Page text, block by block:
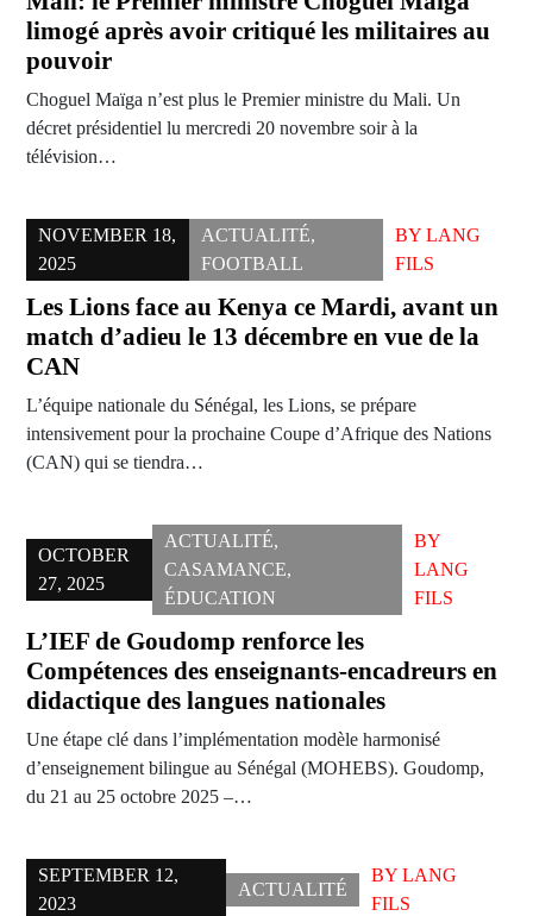
limogé après avoir critiqué les militaires au
pouvoir
Choguel Maïga n’est plus le Premier ministre du Mali. Un
décret présidentiel lu mercredi 20 novembre soir à la
télévision…
NOVEMBER 18,
2025
ACTUALITÉ,
FOOTBALL
BYLANG
FILS
Les Lions face au Kenya ce Mardi, avant un
match d’adieu le 13 décembre en vue de la
CAN
L’équipe nationale du Sénégal, les Lions, se prépare
intensivement pour la prochaine Coupe d’Afrique des Nations
(CAN) qui se tiendra…
OCTOBER
27, 2025
ACTUALITÉ,
CASAMANCE,
ÉDUCATION
BY
LANG
FILS
L’IEF de Goudomp renforce les
Compétences des enseignants-encadreurs en
didactique des langues nationales
Une étape clé dans l’implémentation modèle harmonisé
d’enseignement bilingue au Sénégal (MOHEBS). Goudomp,
du 21 au 25 octobre 2025 –…
SEPTEMBER 12,
2023
ACTUALITÉ
BY LANG
FILS